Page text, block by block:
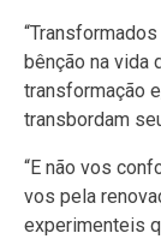
bênção na vida
transformação
transbordam
“E não vos
vos pela
experimenteis